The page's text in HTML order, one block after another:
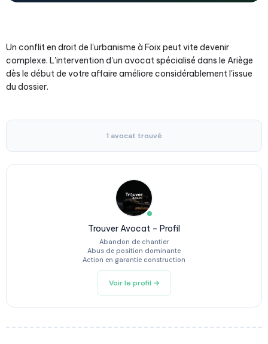
Un conflit en droit de l'urbanisme à Foix peut vite devenir
complexe. L'intervention d'un avocat spécialisé dans le Ariège
dès le début de votre affaire améliore considérablement l'issue
du dossier.
1 avocat trouvé
Trouver Avocat – Profil
Abandon de chantier
Abus de position dominante
Action en garantie construction
Voir le profil →